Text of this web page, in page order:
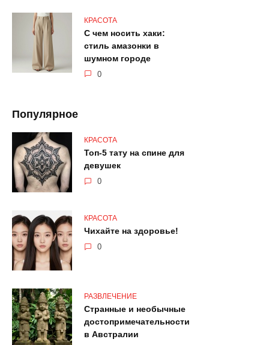
КРАСОТА
С чем носить хаки:
стиль амазонки в
шумном городе
0
Популярное
КРАСОТА
Топ-5 тату на спине для
девушек
0
КРАСОТА
Чихайте на здоровье!
0
РАЗВЛЕЧЕНИЕ
Странные и необычные
достопримечательности
в Австралии